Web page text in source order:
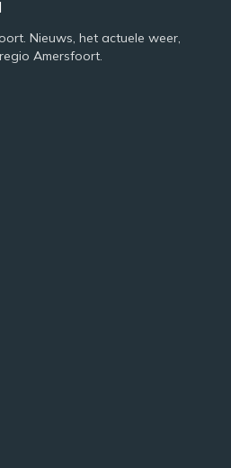
Nieuws, het actuele weer,
Amersfoort.